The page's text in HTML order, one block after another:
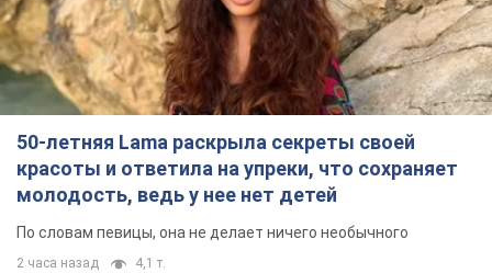
50-летняя Lama раскрыла секреты своей
красоты и ответила на упреки, что сохраняет
молодость, ведь у нее нет детей
По словам певицы, она не делает ничего необычного
2 часа назад 4,1 т.